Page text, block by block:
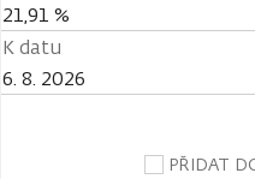
21,91 %
K datu
6. 8. 2026
PŘIDAT